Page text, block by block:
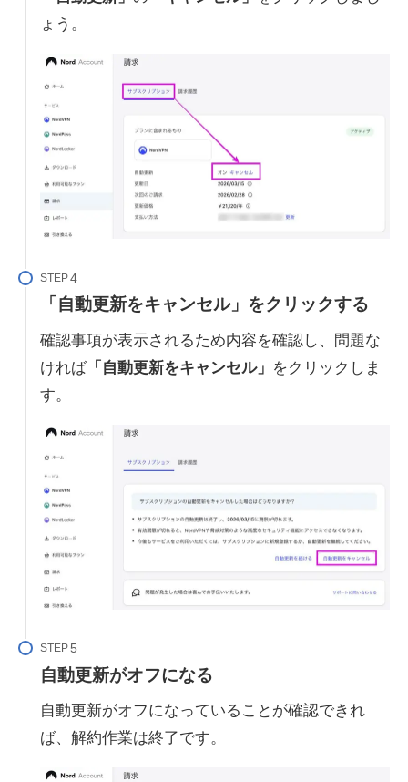
ょう。
STEP
「自動更新をキャンセル」をクリックする
確認事項が表示されるため内容を確認し、問題な
ければ「自動更新をキャンセル」 をクリックしま
す。
STEP
自動更新がオフになる
自動更新がオフになっていることが確認できれ
ば、解約作業は終了です。